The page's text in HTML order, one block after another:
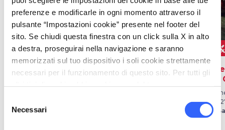
preferenze e modificarle in ogni momento attraverso il
pulsante “Impostazioni cookie” presente nel footer del
sito. Se chiudi questa finestra con un click sulla X in alto
a destra, proseguirai nella navigazione e saranno
memorizzati sul tuo dispositivo i soli cookie strettamente
necessari per il funzionamento di questo sito. Per tutti gli
delNecessari
event ALTRI EVENTI
Cantine Aperte e
Vigneti Aperti
FOLKLORE
Giostra della Stella
di
a